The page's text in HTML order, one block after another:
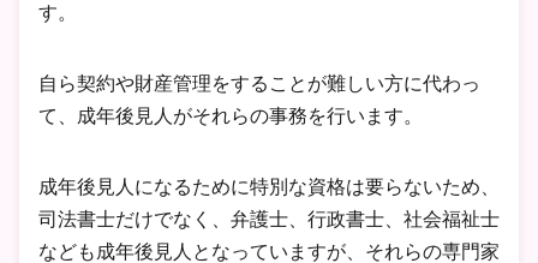
す。
自ら契約や財産管理をすることが難しい方に代わっ
て、成年後見人がそれらの事務を行います。
成年後見人になるために特別な資格は要らないため、
司法書士だけでなく、弁護士、行政書士、社会福祉士
なども成年後見人となっていますが、それらの専門家